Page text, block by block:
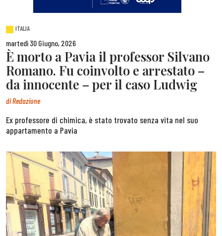
ITALIA
martedì 30 Giugno, 2026
È morto a Pavia il professor Silvano
Romano. Fu coinvolto e arrestato –
da innocente – per il caso Ludwig
diRedazione
Ex professore di chimica, è stato trovato senza vita nel suo
appartamento a Pavia